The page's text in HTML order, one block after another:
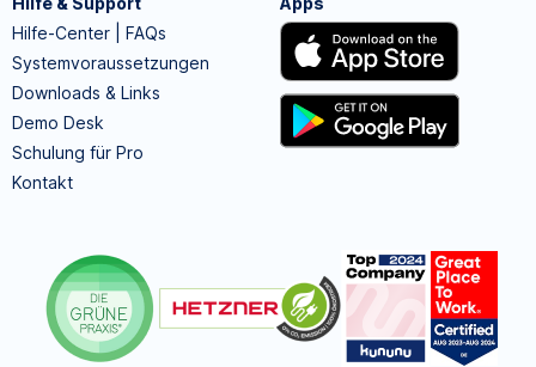
Hilfe-Center | FAQs
Systemvoraussetzungen
Downloads & Links
Demo Desk
Schulung für Pro
Kontakt